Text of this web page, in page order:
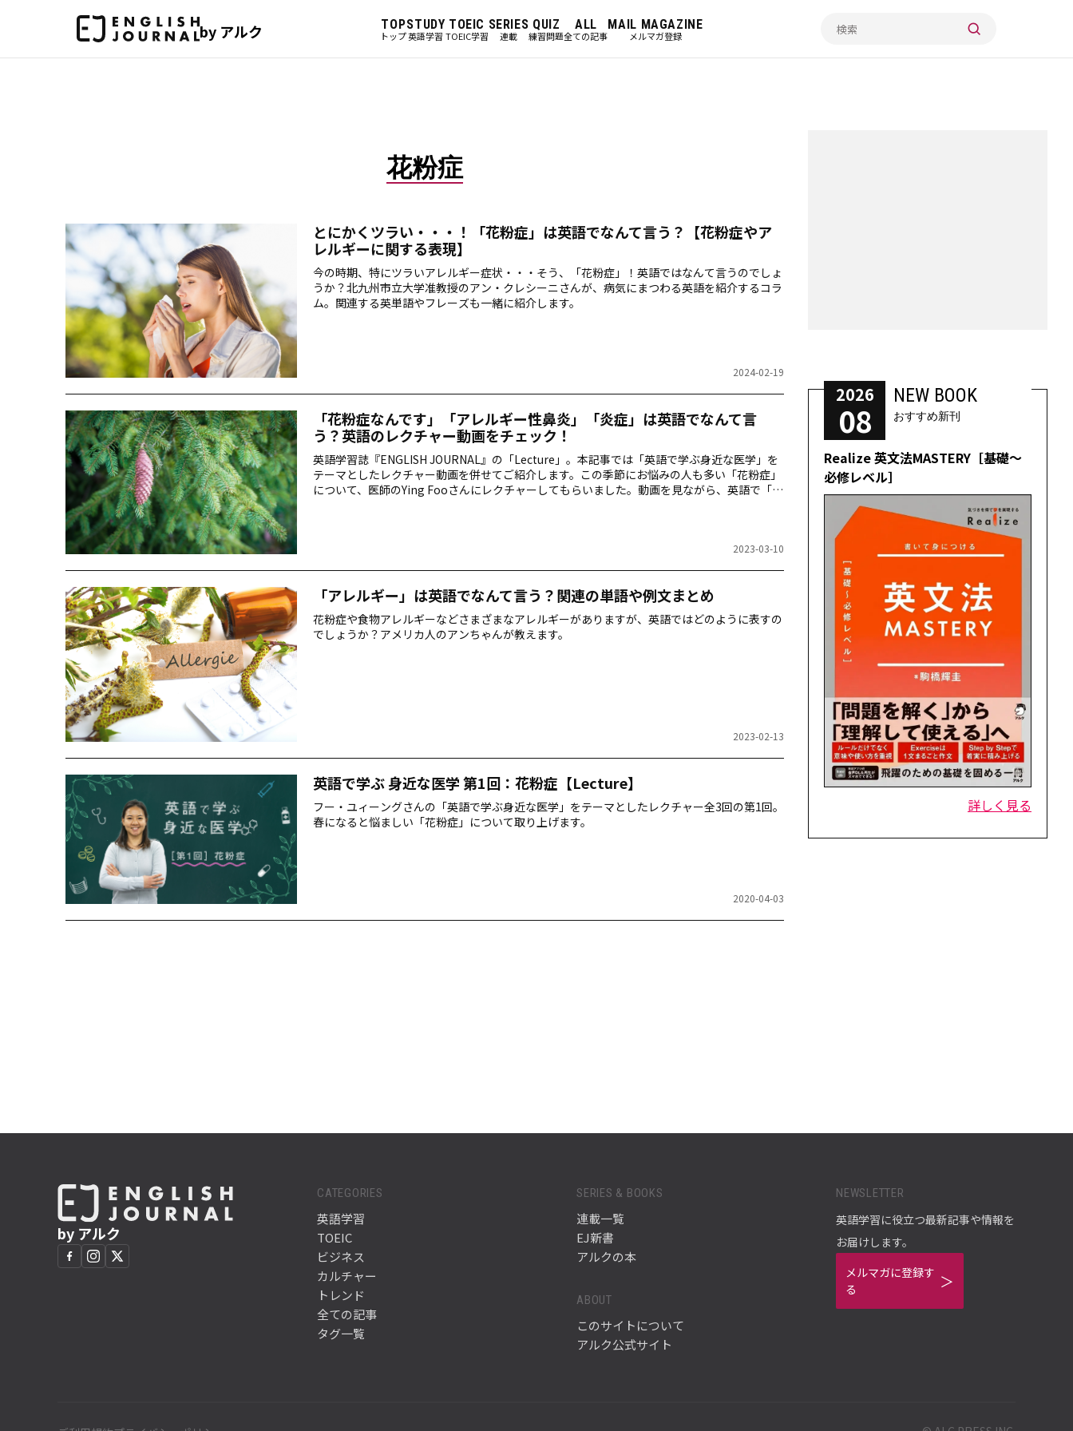
by アルク TOP
トップ
STUDY
英語学習
TOEIC
TOEIC学習
SERIES
連載
QUIZ
練習問題
ALL
全ての記事
MAIL MAGAZINE
メルマガ登録
花粉症
とにかくツラい・・・！「花粉症」は英語でなんて言う？【花粉症やア
レルギーに関する表現】
今の時期、特にツラいアレルギー症状・・・そう、「花粉症」！英語ではなんて言うのでしょ
うか？北九州市立大学准教授のアン・クレシーニさんが、病気にまつわる英語を紹介するコラ
ム。関連する英単語やフレーズも一緒に紹介します。
2024-02-19
「花粉症なんです」「アレルギー性鼻炎」「炎症」は英語でなんて言
う？英語のレクチャー動画をチェック！
英語学習誌『ENGLISH JOURNAL』の「Lecture」。本記事では「英語で学ぶ身近な医学」を
テーマとしたレクチャー動画を併せてご紹介します。この季節にお悩みの人も多い「花粉症」
について、医師のYing Fooさんにレクチャーしてもらいました。動画を見ながら、英語で「身
2023-03-10
「アレルギー」は英語でなんて言う？関連の単語や例文まとめ
花粉症や食物アレルギーなどさまざまなアレルギーがありますが、英語ではどのように表すの
でしょうか？アメリカ人のアンちゃんが教えます。
2023-02-13
英語で学ぶ 身近な医学 第1回：花粉症【Lecture】
フー・ユィーングさんの「英語で学ぶ身近な医学」をテーマとしたレクチャー全3回の第1回。
春になると悩ましい「花粉症」について取り上げます。
2020-04-03
2026
08
NEW BOOK
おすすめ新刊
Realize 英文法MASTERY［基礎～
必修レベル］
詳しく見る
by アルク
CATEGORIES
英語学習
TOEIC
ビジネス
カルチャー
トレンド
全ての記事
タグ一覧
SERIES & BOOKS
連載一覧
EJ新書
アルクの本
ABOUT
このサイトについて
アルク公式サイト
NEWSLETTER
英語学習に役立つ最新記事や情報を
お届けします。
メルマガに登録す
る